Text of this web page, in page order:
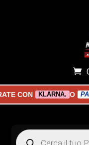
CON KLARNA. O
Products
search